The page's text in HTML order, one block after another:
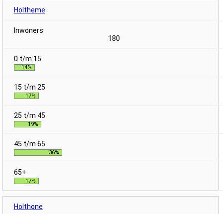
Holtheme
180
14%
17%
19%
36%
17%
Holthone